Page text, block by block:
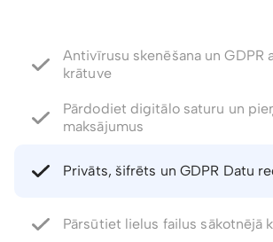
Pārdodiet digitālo saturu un
maksājumus
Privāts, šifrēts un GDPR Datu
Pārsūtiet lielus failus sākotnējā
Paroles aizsargātas saites un
kontrole